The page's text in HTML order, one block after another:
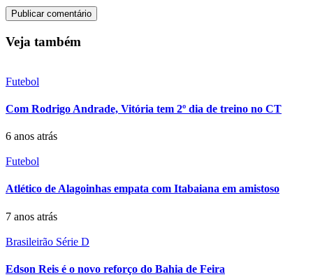
Veja também
Futebol
Com Rodrigo Andrade, Vitória tem 2º dia de treino no CT
6 anos atrás
Futebol
Atlético de Alagoinhas empata com Itabaiana em amistoso
7 anos atrás
Brasileirão Série D
Edson Reis é o novo reforço do Bahia de Feira